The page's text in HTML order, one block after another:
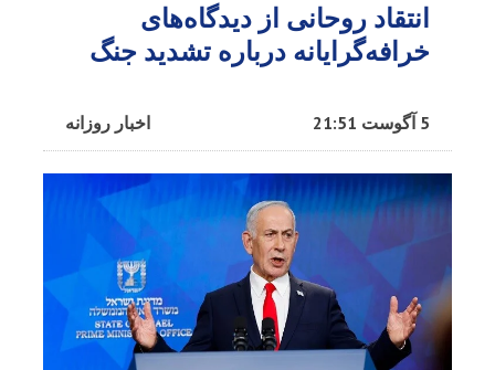
انتقاد روحانی از دیدگاه‌های
خرافه‌گرایانه درباره تشدید جنگ
اخبار روزانه 5 آگوست 21:51